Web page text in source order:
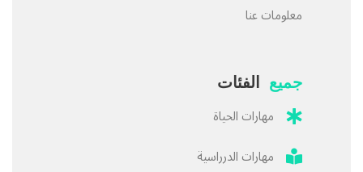
معلومات عنا
جميع الفئات
مهارات الحياة
مهارات الدرراسية